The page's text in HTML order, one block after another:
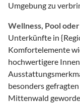
Umgebung zu
Wellness, Pool
Unterkünfte in
Komfortelemente
hochwertigere
besonders
Mittenwald